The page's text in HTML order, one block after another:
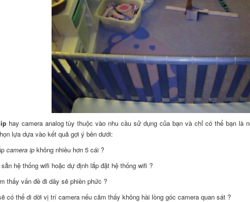
hay camera analog tùy thuộc vào nhu cầu sử dụng của bạn và chỉ có thể bạn là
lựa dựa vào kết quả gợi ý bên dưới:
camera ip không nhiều hơn 5 cái ?
hệ thống wifi hoặc dự định lắp đặt hệ thống wifi ?
thấy vấn đề đi dây sẽ phiền phức ?
có thể di dời vị trí camera nếu cảm thấy không hài lòng góc camera quan sát ?